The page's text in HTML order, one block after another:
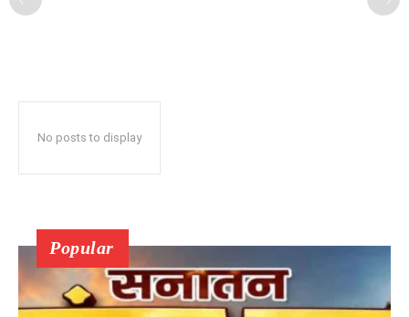
No posts to display
Popular